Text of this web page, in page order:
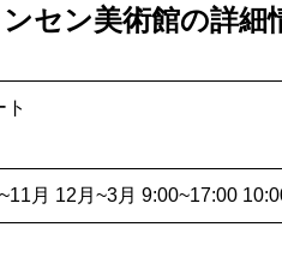
セン美術館の詳細
ト
月 12月~3月 9:00~17:00